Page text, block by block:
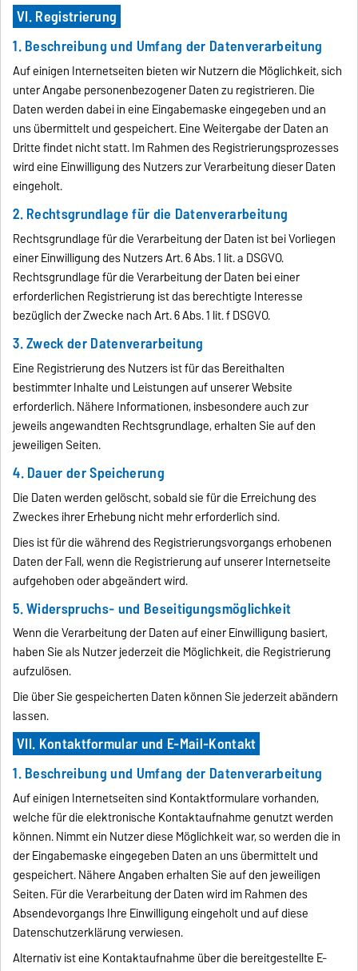
VI. Registrierung
1. Beschreibung und Umfang der Datenverarbeitung
Auf einigen Internetseiten bieten wir Nutzern die Möglichkeit, sich
unter Angabe personenbezogener Daten zu registrieren. Die
Daten werden dabei in eine Eingabemaske eingegeben und an
uns übermittelt und gespeichert. Eine Weitergabe der Daten an
Dritte findet nicht statt. Im Rahmen des Registrierungsprozesses
wird eine Einwilligung des Nutzers zur Verarbeitung dieser Daten
eingeholt.
2. Rechtsgrundlage für die Datenverarbeitung
Rechtsgrundlage für die Verarbeitung der Daten ist bei Vorliegen
einer Einwilligung des Nutzers Art. 6 Abs. 1 lit. a DSGVO.
Rechtsgrundlage für die Verarbeitung der Daten bei einer
erforderlichen Registrierung ist das berechtigte Interesse
bezüglich der Zwecke nach Art. 6 Abs. 1 lit. f DSGVO.
3. Zweck der Datenverarbeitung
Eine Registrierung des Nutzers ist für das Bereithalten
bestimmter Inhalte und Leistungen auf unserer Website
erforderlich. Nähere Informationen, insbesondere auch zur
jeweils angewandten Rechtsgrundlage, erhalten Sie auf den
jeweiligen Seiten.
4. Dauer der Speicherung
Die Daten werden gelöscht, sobald sie für die Erreichung des
Zweckes ihrer Erhebung nicht mehr erforderlich sind.
Dies ist für die während des Registrierungsvorgangs erhobenen
Daten der Fall, wenn die Registrierung auf unserer Internetseite
aufgehoben oder abgeändert wird.
5. Widerspruchs- und Beseitigungsmöglichkeit
Wenn die Verarbeitung der Daten auf einer Einwilligung basiert,
haben Sie als Nutzer jederzeit die Möglichkeit, die Registrierung
aufzulösen.
Die über Sie gespeicherten Daten können Sie jederzeit abändern
lassen.
VII. Kontaktformular und E-Mail-Kontakt
1. Beschreibung und Umfang der Datenverarbeitung
Auf einigen Internetseiten sind Kontaktformulare vorhanden,
welche für die elektronische Kontaktaufnahme genutzt werden
können. Nimmt ein Nutzer diese Möglichkeit war, so werden die in
der Eingabemaske eingegeben Daten an uns übermittelt und
gespeichert. Nähere Angaben erhalten Sie auf den jeweiligen
Seiten. Für die Verarbeitung der Daten wird im Rahmen des
Absendevorgangs Ihre Einwilligung eingeholt und auf diese
Datenschutzerklärung verwiesen.
Alternativ ist eine Kontaktaufnahme über die bereitgestellte E-